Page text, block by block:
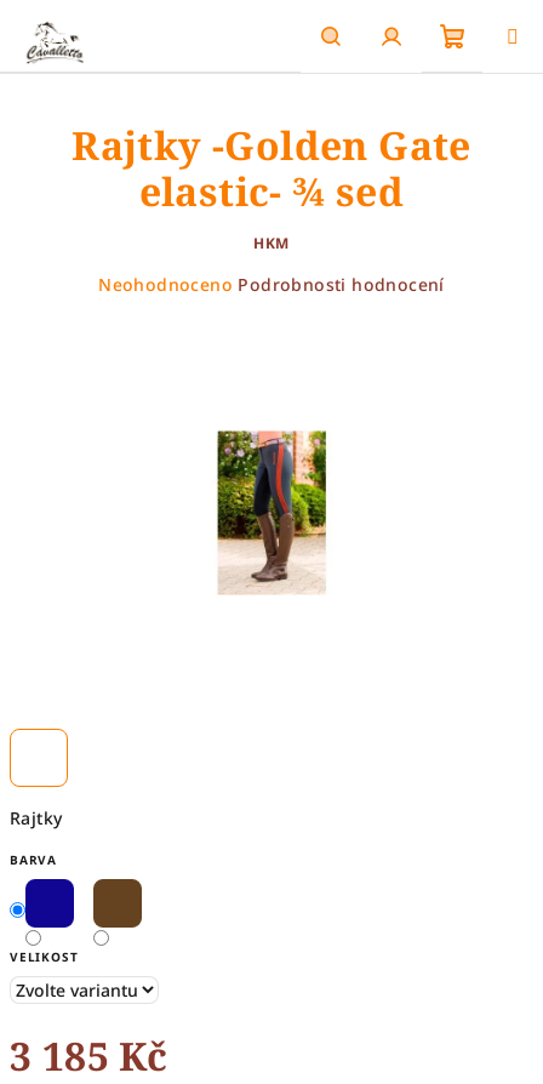
obsah
HledatPřihlášení
košík
Rajtky
BARVA
VELIKOST
3 185 Kč
Rajtky -Golden Gate
elastic- ¾ sed
HKM
Průměrné
Neohodnoceno Podrobnosti hodnocení